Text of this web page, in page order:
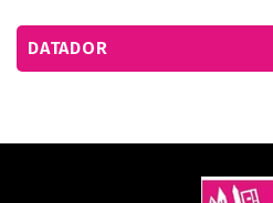
DATADOR